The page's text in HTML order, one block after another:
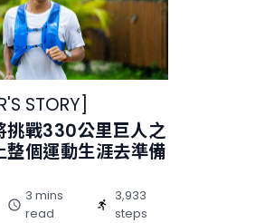
STORY
挑戰330公里巨人之
整個運動生涯去準備
3 mins
read
3,933
steps